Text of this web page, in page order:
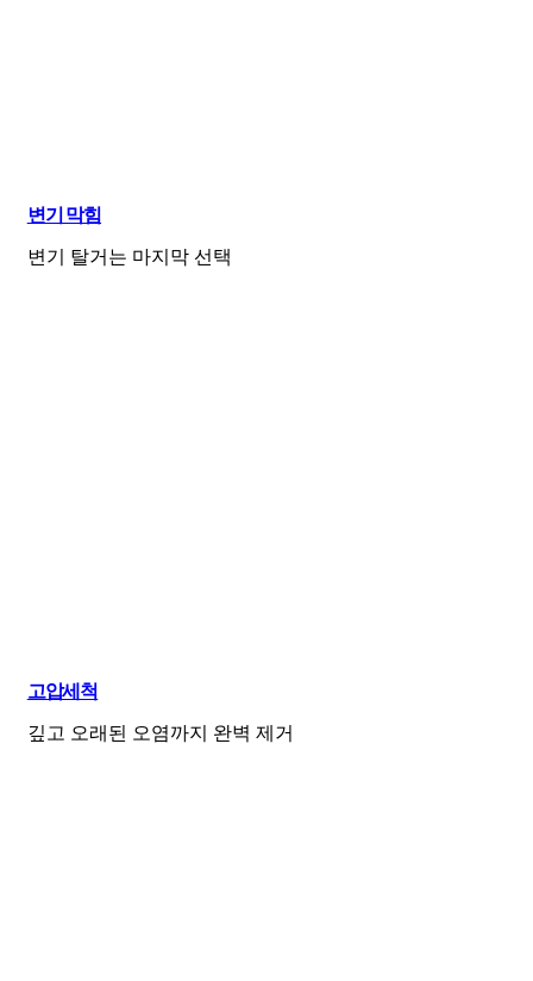
변기 막힘
변기 탈거는 마지막 선택
고압세척
깊고 오래된 오염까지 완벽 제거